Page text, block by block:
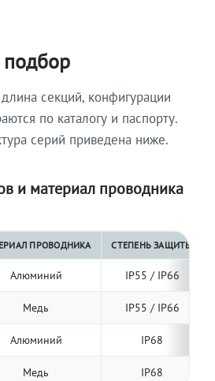
секций, конфигурации
по каталогу и паспорту.
серий приведена ниже.
и материал проводника
ПРОВОДНИКА СТЕПЕНЬ ЗАЩИТЫ
Алюминий IP55 / IP66
Медь IP55 / IP66
Алюминий IP68
Медь IP68